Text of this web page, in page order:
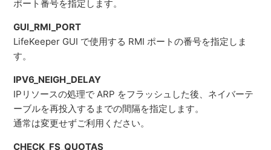
ポート番号を指定します。
GUI_RMI_PORT
LifeKeeper GUI で使用する RMI ポートの番号を指定しま
す。
IPV6_NEIGH_DELAY
IPリソースの処理で ARP をフラッシュした後、ネイバーテ
ーブルを再投入するまでの間隔を指定します。
通常は変更せずご利用ください。
CHECK_FS_QUOTAS